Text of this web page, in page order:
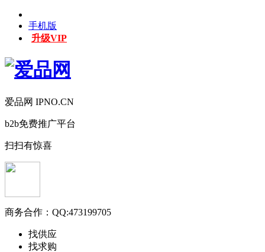
手机版
升级VIP
爱品网 IPNO.CN
b2b免费推广平台
扫扫有惊喜
商务合作： QQ:473199705
找供应
找求购